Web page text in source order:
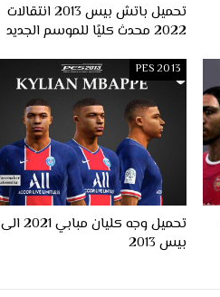
تحميل باتش بيس 2013 انتقالات
2022 محدث كليًا للموسم الجديد
PES 2013
تحميل وجه كليان مبابي 2021 الى
بيس 2013